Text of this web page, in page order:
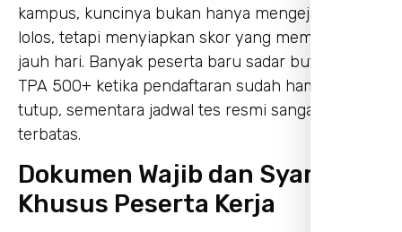
kampus, kuncinya bukan hanya mengejar skor
lolos, tetapi menyiapkan skor yang memadai sejak
jauh hari. Banyak peserta baru sadar butuh skor
TPA 500+ ketika pendaftaran sudah hampir
tutup, sementara jadwal tes resmi sangat
terbatas.
Dokumen Wajib dan Syarat
Khusus Peserta Kerja